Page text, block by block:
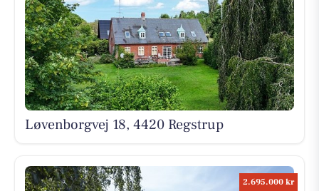
Løvenborgvej 18, 4420 Regstrup
2.695.000 kr